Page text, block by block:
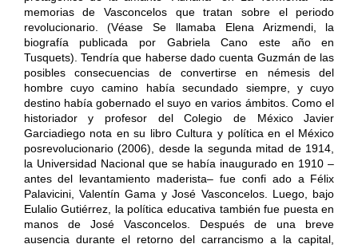
memorias de Vasconcelos que tratan sobre el periodo
revolucionario. (Véase Se llamaba Elena Arizmendi, la
biografía publicada por Gabriela Cano este año en
Tusquets). Tendría que haberse dado cuenta Guzmán de las
posibles consecuencias de convertirse en némesis del
hombre cuyo camino había secundado siempre, y cuyo
destino había gobernado el suyo en varios ámbitos. Como el
historiador y profesor del Colegio de México Javier
Garciadiego nota en su libro Cultura y política en el México
posrevolucionario (2006), desde la segunda mitad de 1914,
la Universidad Nacional que se había inaugurado en 1910 –
antes del levantamiento maderista– fue confi ado a Félix
Palavicini, Valentín Gama y José Vasconcelos. Luego, bajo
Eulalio Gutiérrez, la política educativa también fue puesta en
manos de José Vasconcelos. Después de una breve
ausencia durante el retorno del carrancismo a la capital,